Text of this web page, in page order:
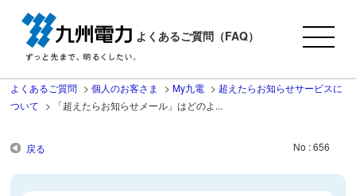
よくあるご質問（FAQ）
よくあるご質問 >個人のお客さま >My九電 > 超えたらお知らせサービスに
ついて > 「超えたらお知らせメール」はどのよ...
戻る No : 656